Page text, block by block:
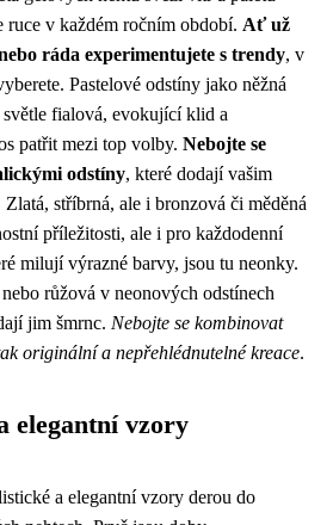
ruce v každém ročním období. Ať už
ráda experimentujete s trendy, v
Pastelové odstíny jako něžná
fialová, evokující klid a
patřit mezi top volby. Nebojte se
odstíny, které dodají vašim
stříbrná, ale i bronzová či měděná
příležitosti, ale i pro každodenní
milují výrazné barvy, jsou tu neonky.
růžová v neonových odstínech
jim šmrnc. Nebojte se kombinovat
originální a nepřehlédnutelné kreace.
elegantní vzory
a elegantní vzory derou do